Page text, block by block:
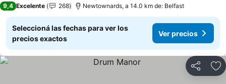
9,4 Excelente 268 Newtownards, a 14.0 km de: Belfast
Seleccioná las fechas para ver los
precios exactos
Ver precios
Compartir